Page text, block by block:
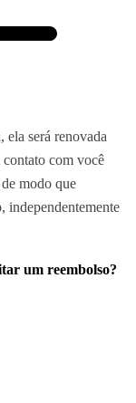
ela será renovada
contato com você
modo que
independentemente
um reembolso?